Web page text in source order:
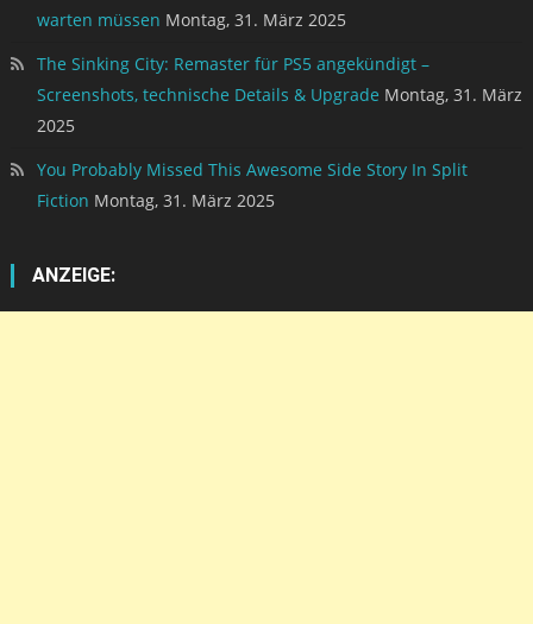
warten müssen Montag, 31. März 2025
The Sinking City: Remaster für PS5 angekündigt –
Screenshots, technische Details & Upgrade Montag, 31. März
2025
You Probably Missed This Awesome Side Story In Split
Fiction Montag, 31. März 2025
ANZEIGE: